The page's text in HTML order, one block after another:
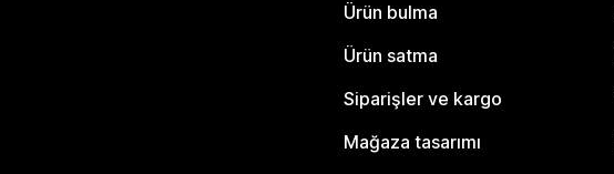
Ürün bulma
Ürün satma
Siparişler ve kargo
Mağaza tasarımı